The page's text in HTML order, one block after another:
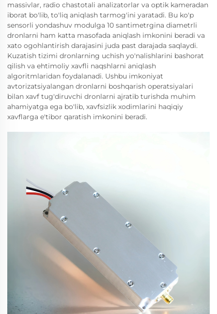
massivlar, radio chastotali analizatorlar va optik kameradan
iborat bo'lib, to'liq aniqlash tarmog'ini yaratadi. Bu ko'p
sensorli yondashuv modulga 10 santimetrgina diametrli
dronlarni ham katta masofada aniqlash imkonini beradi va
xato ogohlantirish darajasini juda past darajada saqlaydi.
Kuzatish tizimi dronlarning uchish yo'nalishlarini bashorat
qilish va ehtimoliy xavfli naqshlarni aniqlash
algoritmlaridan foydalanadi. Ushbu imkoniyat
avtorizatsiyalangan dronlarni boshqarish operatsiyalari
bilan xavf tug'diruvchi dronlarni ajratib turishda muhim
ahamiyatga ega bo'lib, xavfsizlik xodimlarini haqiqiy
xavflarga e'tibor qaratish imkonini beradi.